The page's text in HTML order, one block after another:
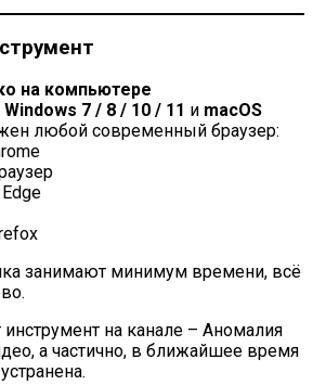
на компьютере
Windows 7 / 8 / 10 / 11 и macOS
любой современный браузер:
занимают минимум времени, всё
на канале – Аномалия
а частично, в ближайшее время